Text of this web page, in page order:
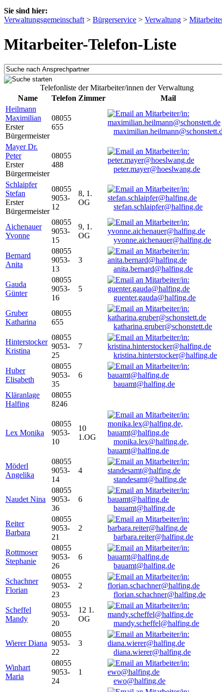
Sie sind hier:
Verwaltungsgemeinschaft > Bürgerservice > Verwaltung >
Mitarbeiter-Telefon-Liste
Telefonliste der Mitarbeiter/innen der Verwaltung
Name
Telefon Zimmer
Mail
Heilmann
Maximilian
Erster
Bürgermeister
08055
655
Mayer Dr.
Peter
Erster
Bürgermeister
08055
488
peter.mayer@hoeslwang.de
Schlaipfer
Stefan
Erster
Bürgermeister
08055
9053-
12
8, 1.
OG
stefan.schlaipfer@halfing.de
Aichenauer
Yvonne
08055
9053-
15
9, 1.
OG
yvonne.aichenauer@halfing.de
Bernard
Anita
08055
9053-
13
3
anita.bernard@halfing.de
Gauda
Günter
08055
9053-
16
5
guenter.gauda@halfing.de
Gruber
Katharina
08055
655
katharina.gruber@schonstett.de
Hinterstocker
Kristina
08055
9053-
25
7
kristina.hinterstocker@halfing.de
Huber
Elisabeth
08055
9053-
35
6
bauamt@halfing.de
Kläranlage
Halfing
08055
8246
Lex Monika
08055
9053-
10
10
1.OG
monika.lex@halfing.de,
bauamt@halfing.de
Möderl
Angelika
08055
9053-
14
4
standesamt@halfing.de
Naudet Nina
08055
9053-
36
6
bauamt@halfing.de
Reiter
Barbara
08055
9053-
21
2
barbara.reiter@halfing.de
Rottmoser
Stephanie
08055
9053-
26
6
bauamt@halfing.de
Schachner
Florian
08055
9053-
23
2
florian.schachner@halfing.de
Scheffel
Mandy
08055
9053-
20
12 1.
OG
mandy.scheffel@halfing.de
Wierer Diana
08055
9053-
22
3
diana.wierer@halfing.de
Winhart
Maria
08055
9053-
24
1
ewo@halfing.de